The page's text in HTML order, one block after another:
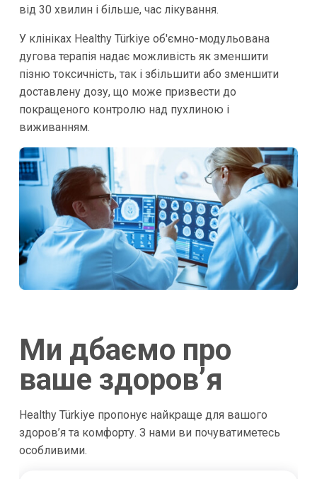
від 30 хвилин і більше, час лікування.
У клініках Healthy Türkiye об'ємно-модульована
дугова терапія надає можливість як зменшити
пізню токсичність, так і збільшити або зменшити
доставлену дозу, що може призвести до
покращеного контролю над пухлиною і
виживанням.
Ми дбаємо про
ваше здоров’я
Healthy Türkiye пропонує найкраще для вашого
здоров’я та комфорту. З нами ви почуватиметесь
особливими.